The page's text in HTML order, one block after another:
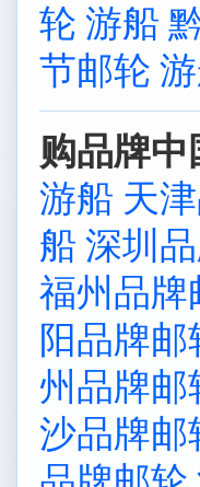
轮 游船
节邮轮
购品牌
游船 天
船 深圳
福州品牌
阳品牌邮
州品牌邮
沙品牌邮